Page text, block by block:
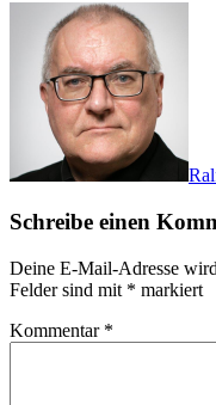
Schreibe einen
Deine E-Mail-Adresse
Felder sind mit * markiert
Kommentar *